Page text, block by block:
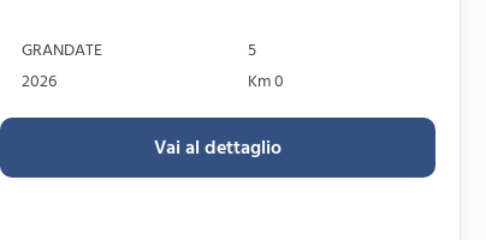
GRANDATE
5
2026
Km 0
Vai al dettaglio